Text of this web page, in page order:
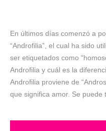
En últimos días comenzó a
“Androfilia”, el cual ha sido
ser etiquetados como
Androfilia y cuál es la
Androfilia proviene de
que significa amor. Se